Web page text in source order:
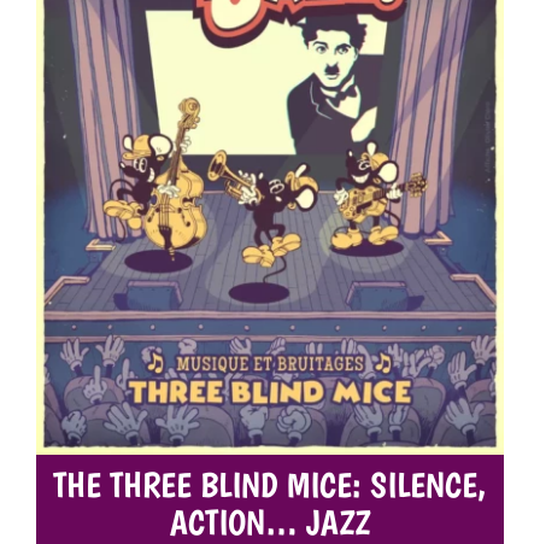
THE THREE BLIND MICE: SILENCE,
ACTION… JAZZ